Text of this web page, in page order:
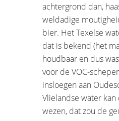
achtergrond dan,
weldadige
bier. Het Texelse
dat is bekend (het
houdbaar en dus
voor de VOC-
insloegen aan
Vlielandse water kan
wezen, dat zou de